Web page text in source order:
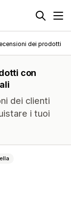
dei prodotti
con
dei clienti
i tuoi